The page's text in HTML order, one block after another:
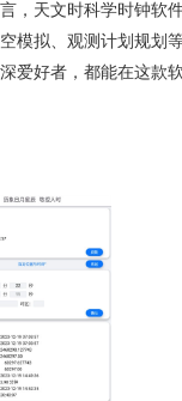
，天文时科学时钟软
模拟、观测计划规划
爱好者，都能在这款